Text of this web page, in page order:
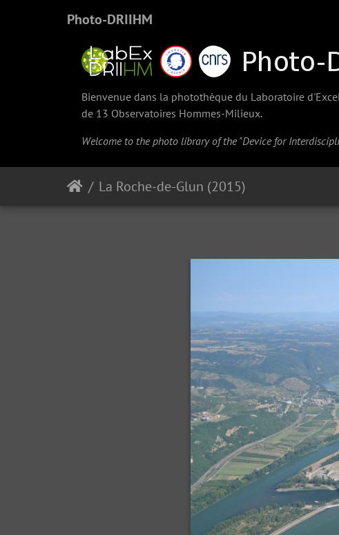
Photo-DRIIHM
Bienvenue dans la photothèque du Laboratoire
de 13 Observatoires Hommes-Milieux.
Welcome to the photo library of the "Device for
La Roche-de-Glun (2015)